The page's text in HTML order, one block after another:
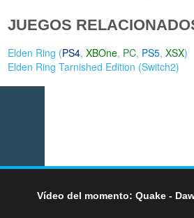
JUEGOS
Elden Ring (PS4,XBOne, PC, PS5,XSX)
Elden Ring Tarnished Edition (Switch2)
Vídeo del momento: Quake -